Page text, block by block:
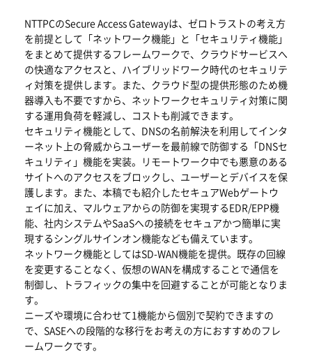
NTTPCのSecure Access Gatewayは、ゼロトラストの考え方
を前提として「ネットワーク機能」と「セキュリティ機能」
をまとめて提供するフレームワークで、クラウドサービスへ
の快適なアクセスと、ハイブリッドワーク時代のセキュリテ
ィ対策を提供します。また、クラウド型の提供形態のため機
器導入も不要ですから、ネットワークセキュリティ対策に関
する運用負荷を軽減し、コストも削減できます。
セキュリティ機能として、DNSの名前解決を利用してインタ
ーネット上の脅威からユーザーを最前線で防御する「DNSセ
キュリティ」機能を実装。リモートワーク中でも悪意のある
サイトへのアクセスをブロックし、ユーザーとデバイスを保
護します。また、本稿でも紹介したセキュアWebゲートウ
ェイに加え、マルウェアからの防御を実現するEDR/EPP機
能、社内システムやSaaSへの接続をセキュアかつ簡単に実
現するシングルサインオン機能なども備えています。
ネットワーク機能としてはSD-WAN機能を提供。既存の回線
を変更することなく、仮想のWANを構成することで通信を
制御し、トラフィックの集中を回避することが可能となりま
す。
ニーズや環境に合わせて1機能から個別で契約できますの
で、SASEへの段階的な移行をお考えの方におすすめのフレ
ームワークです。